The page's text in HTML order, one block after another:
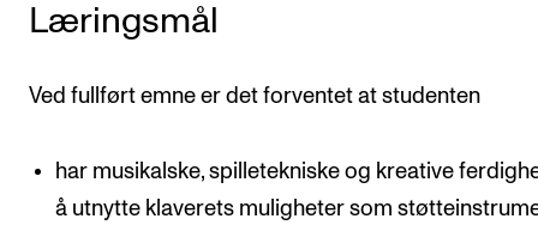
KONTAKTER
Kontaktpunkt
Biblioteket
Organisasjon
Læringsmål
Ved fullført emne er det forventet at studenten
har musikalske, spilletekniske og kreative
å utnytte klaverets muligheter som